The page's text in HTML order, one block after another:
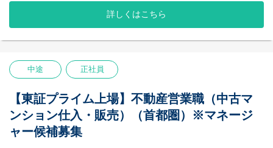
の特徴で、子育てと仕事を両立しながら活躍している社員が多く
『ワークライフバランス』
ITを活用して作業効率を上げる取り組みを行っており、全社の平
均月残業時間は約15時間程度となっております。また、フレック
間を効率的に配分することができ、メリハリのある働き方をして
います。
不動産会社では珍しく女性社員が多いこと（男女比5：5）も当社
の特徴で、子育てと仕事を両立しながら活躍している社員が多く
在籍しております。
ます。
『不動産会社“らしくない”社風』
個人戦のイメージが強い不動産業界において、私たちはチームと
も中途でも、「チームワークで働くこと」に共感をして集まった
メンバーが多いため、社内で自然と助け合いが生まれます。
日頃から社員同士のコミュニケーションを大切にしており、月に
一度のシャッフルランチという企画では、部署や年次を超えたメ
賃貸中のマンションを一室単位で仕入れ、入居者様が退去後にリ
ノベーションして再販する、「家賃収入×売却益」の二軸による収
中古マンション保有戸数は国内1位を誇り、創業以来一度も赤字な
として確固たる地位を築いています。
-・-・-・-・-・-・-・-・-・-・-・-・-・-・-・-・-・-・-・-・-・-・-
【主な業務内容】
ご入社後は、マンションの仕入れ（投資事業部）もしくはリノベ
ーション企画・販売（販売事業部）を行っていただきます。
※個人のお客様への営業はありません。
詳しくはこちら
中途 正社員
【東証プライム上場】不動産営業職（中古マ
ンション仕入・販売）（首都圏）※マネージ
ャー候補募集